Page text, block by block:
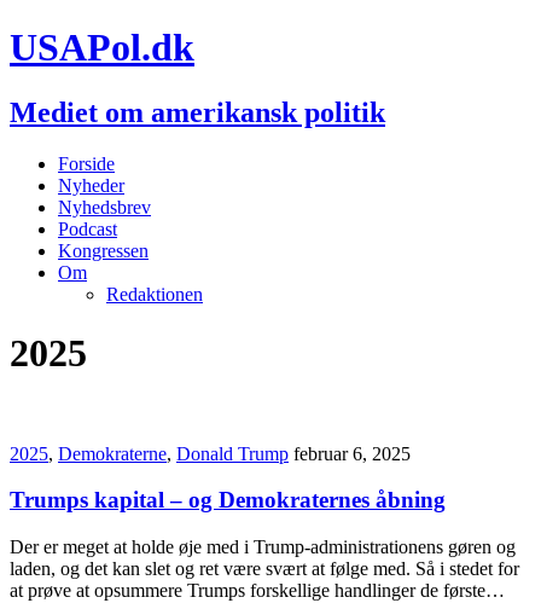
USAPol.dk
Mediet om amerikansk politik
Forside
Nyheder
Nyhedsbrev
Podcast
Kongressen
Om
Redaktionen
2025
2025, Demokraterne, Donald Trump februar 6, 2025
Trumps kapital – og Demokraternes åbning
Der er meget at holde øje med i Trump-administrationens gøren og
laden, og det kan slet og ret være svært at følge med. Så i stedet for
at prøve at opsummere Trumps forskellige handlinger de første…